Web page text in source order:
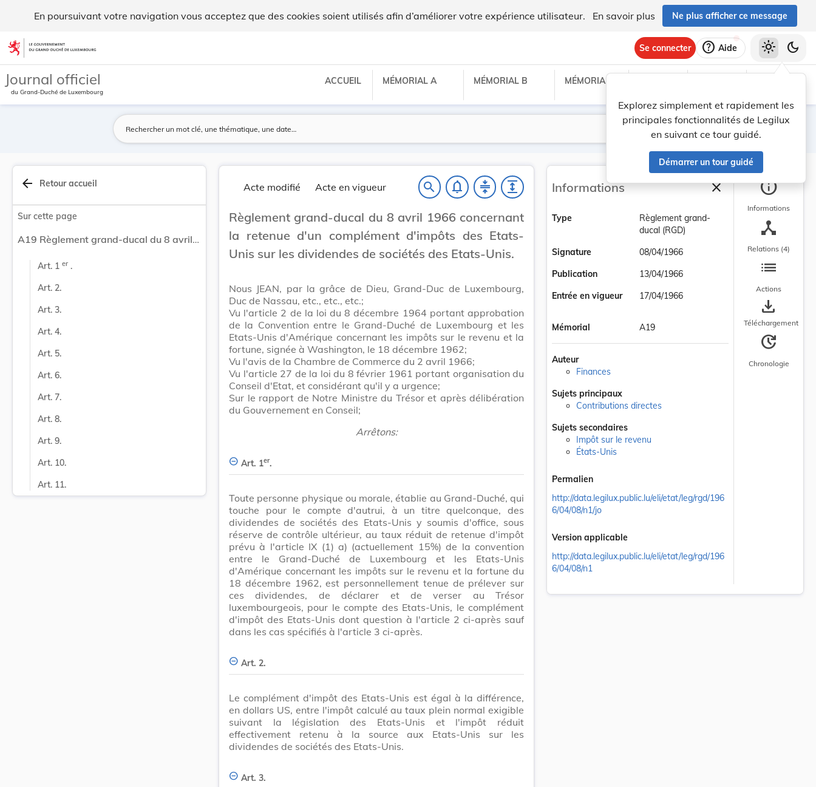
En poursuivant votre navigation vous acceptez que des cookies soient utilisés afin d’améliorer votre expérience utilisateur. En savoir plus Ne plus afficher ce message
Aller au contenu
Se connecter help Aide
Explorez simplement et rapidement les
principales fonctionnalités de Legilux
en suivant ce tour guidé.
Démarrer un tour guidé
light_mode dark_mode
Journal officiel
du Grand-Duché de Luxembourg
ACCUEIL MÉMORIAL A MÉMORIAL B MÉMORIAL C
Lancer la recherche
Filtres
arrow_back Retour accueil
Sur cette page
A19 Règlement grand-ducal du 8 avril 1966 concernant la retenue d'un complément d'impôts des Etats-Unis sur les dividendes de sociétés des Etats-Unis.
Art. 1 er .
Art. 2.
Art. 3.
Art. 4.
Art. 5.
Art. 6.
Art. 7.
Art. 8.
Art. 9.
Art. 10.
Art. 11.
Acte modifié Acte en vigueur search notifications_none compress expand
Règlement grand-ducal du 8 avril 1966 concernant
la retenue d'un complément d'impôts des Etats-
Unis sur les dividendes de sociétés des Etats-Unis.
Nous JEAN, par la grâce de Dieu, Grand-Duc de Luxembourg,
Duc de Nassau, etc., etc., etc.;
Vu l'article 2 de la loi du 8 décembre 1964 portant approbation
de la Convention entre le Grand-Duché de Luxembourg et les
Etats-Unis d'Amérique concernant les impôts sur le revenu et la
fortune, signée à Washington, le 18 décembre 1962;
Vu l'avis de la Chambre de Commerce du 2 avril 1966;
Vu l'article 27 de la loi du 8 février 1961 portant organisation du
Conseil d'Etat, et considérant qu'il y a urgence;
Sur le rapport de Notre Ministre du Trésor et après délibération
du Gouvernement en Conseil;
Arrêtons:
Art. 1er.
Toute personne physique ou morale, établie au Grand-Duché, qui
touche pour le compte d'autrui, à un titre quelconque, des
dividendes de sociétés des Etats-Unis y soumis d'office, sous
réserve de contrôle ultérieur, au taux réduit de retenue d'impôt
prévu à l'article IX (1) a) (actuellement 15%) de la convention
entre le Grand-Duché de Luxembourg et les Etats-Unis
d'Amérique concernant les impôts sur le revenu et la fortune du
18 décembre 1962, est personnellement tenue de prélever sur
ces dividendes, de déclarer et de verser au Trésor
luxembourgeois, pour le compte des Etats-Unis, le complément
d'impôt des Etats-Unis dont question à l'article 2 ci-après sauf
dans les cas spécifiés à l'article 3 ci-après.
Art. 2.
Le complément d'impôt des Etats-Unis est égal à la différence,
en dollars US, entre l'impôt calculé au taux plein normal exigible
suivant la législation des Etats-Unis et l'impôt réduit
effectivement retenu à la source aux Etats-Unis sur les
dividendes de sociétés des Etats-Unis.
Art. 3.
Informations closeFermer la barre
Type
Règlement grand-
ducal (RGD)
Signature
08/04/1966
Publication
13/04/1966
Entrée en vigueur
17/04/1966
Mémorial A19
Auteur
Finances
Sujets principaux
Contributions directes
Sujets secondaires
Impôt sur le revenu
États-Unis
Permalien
http://data.legilux.public.lu/eli/etat/leg/rgd/196
6/04/08/n1/jo
Version applicable
http://data.legilux.public.lu/eli/etat/leg/rgd/196
6/04/08/n1
info
Informations
device_hub
Relations (4)
list
Actions
save_alt
Téléchargement
update
Chronologie